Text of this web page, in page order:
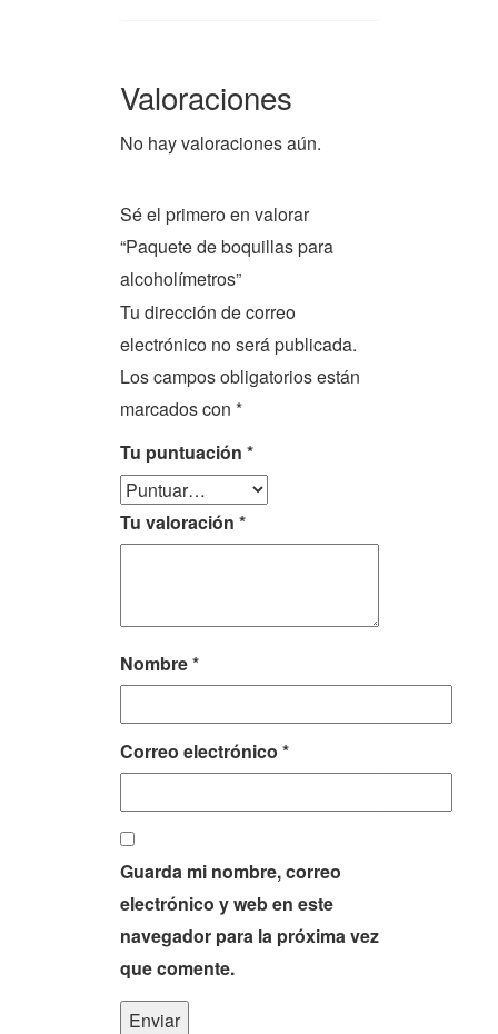
Valoraciones
No hay valoraciones aún.
Sé el primero en valorar
“Paquete de boquillas para
alcoholímetros”
Tu dirección de correo
electrónico no será publicada.
Los campos obligatorios están
marcados con *
Tu puntuación *
Tu valoración *
Nombre*
Correo electrónico *
Guarda mi nombre, correo
electrónico y web en este
navegador para la próxima vez
que comente.